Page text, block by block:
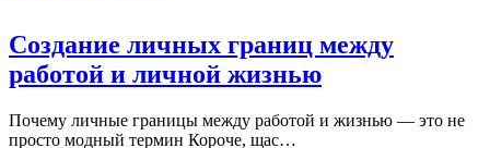
Создание личных границ между
работой и личной жизнью
Почему личные границы между работой и жизнью — это не
просто модный термин Короче, щас…